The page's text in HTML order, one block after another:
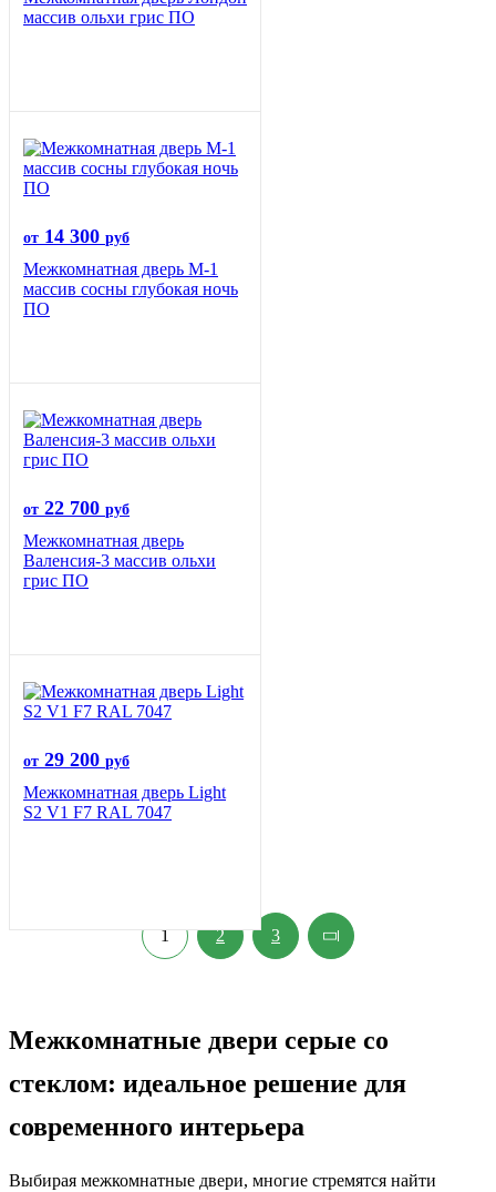
массив ольхи грис ПО
от 14 300 руб
Межкомнатная дверь М-1
массив сосны глубокая ночь
ПО
от 22 700 руб
Межкомнатная дверь
Валенсия-3 массив ольхи
грис ПО
от 29 200 руб
Межкомнатная дверь Light
S2 V1 F7 RAL 7047
1 2 3
Межкомнатные двери серые со
стеклом: идеальное решение для
современного интерьера
Выбирая межкомнатные двери, многие стремятся найти